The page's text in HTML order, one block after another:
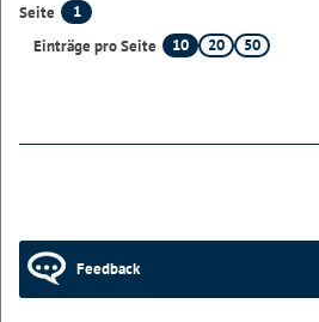
Seite
1
Einträge pro Seite
10 20 50
Feedback